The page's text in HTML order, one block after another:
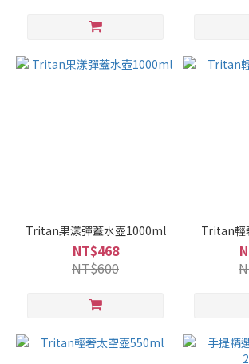
Tritan果漾彈蓋水壺1000ml
NT$468
NT$600
Tritan輕